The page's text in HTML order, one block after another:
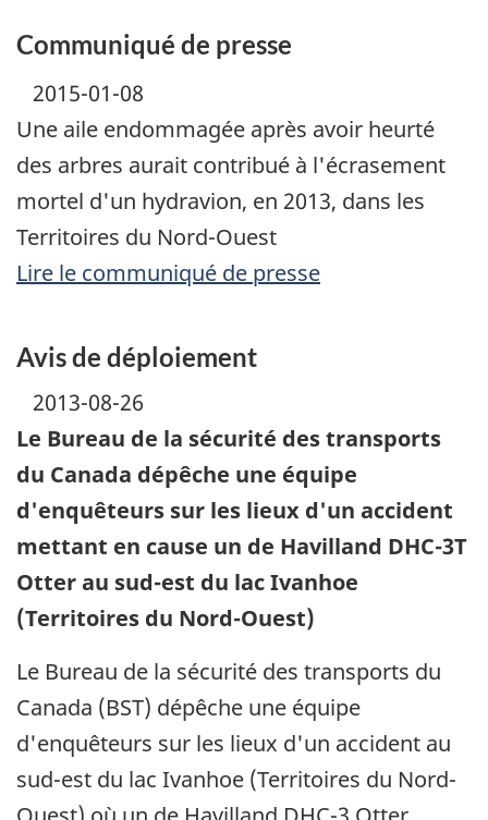
Communiqué de presse
2015-01-08
Une aile endommagée après avoir heurté
des arbres aurait contribué à l'écrasement
mortel d'un hydravion, en 2013, dans les
Territoires du Nord-Ouest
Lire le communiqué de presse
Avis de déploiement
2013-08-26
Le Bureau de la sécurité des transports
du Canada dépêche une équipe
d'enquêteurs sur les lieux d'un accident
mettant en cause un de Havilland DHC-3T
Otter au sud-est du lac Ivanhoe
(Territoires du Nord-Ouest)
Le Bureau de la sécurité des transports du
Canada (BST) dépêche une équipe
d'enquêteurs sur les lieux d'un accident au
sud-est du lac Ivanhoe (Territoires du Nord-